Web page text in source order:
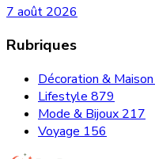
7 août 2026
Rubriques
Décoration & Maison
Lifestyle 879
Mode & Bijoux 217
Voyage 156